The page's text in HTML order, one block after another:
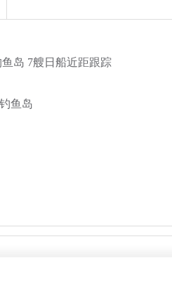
岛 7艘日船近距跟踪
鱼岛